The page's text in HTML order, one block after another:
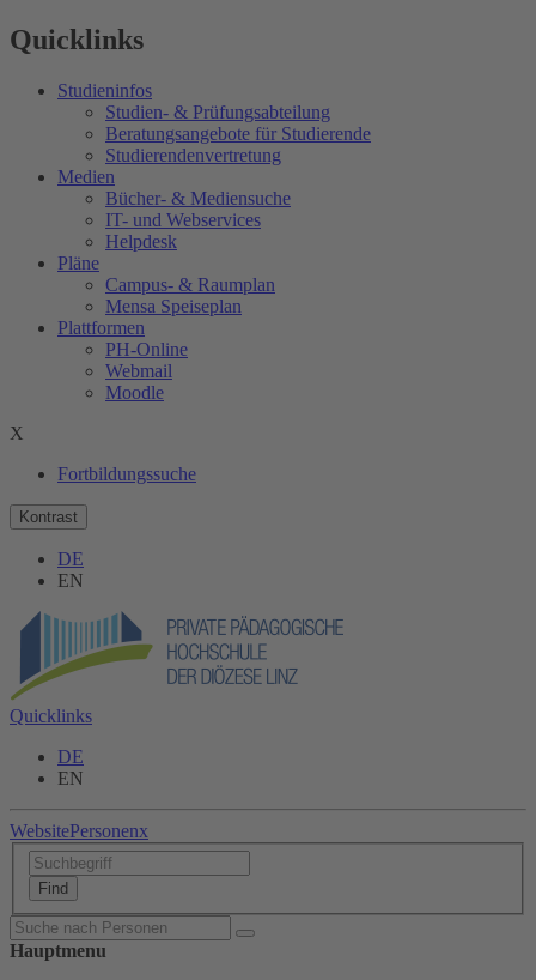
Quicklinks
Studieninfos
Studien- & Prüfungsabteilung
Beratungsangebote für Studierende
Studierendenvertretung
Medien
Bücher- & Mediensuche
IT- und Webservices
Helpdesk
Pläne
Campus- & Raumplan
Mensa Speiseplan
Plattformen
PH-Online
Webmail
Moodle
X
Fortbildungssuche
Kontrast
DE
EN
Quicklinks
DE
EN
WebsitePersonenx
Hauptmenu